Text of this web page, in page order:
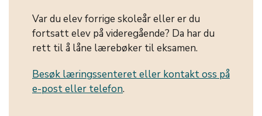
Var du elev forrige skoleår eller er du
fortsatt elev på videregående? Da har du
rett til å låne lærebøker til eksamen.
Besøk læringssenteret eller kontakt oss på
e-post eller telefon.